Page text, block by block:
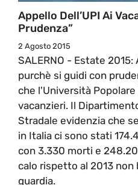
Appello Dell’UPI Ai
Prudenza”
2 Agosto 2015
SALERNO - Estate
purchè si guidi con
che l'Università
vacanzieri. Il
Stradale evidenzia che
in Italia ci sono stati
con 3.330 morti e
calo rispetto al 2013 non
guardia.